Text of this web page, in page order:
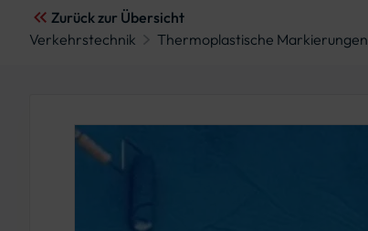
Zurück zur Übersicht
Verkehrstechnik
Thermoplastische Markierungen